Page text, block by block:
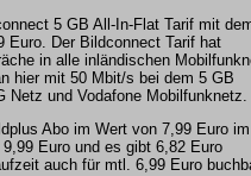
5 GB All-In-Flat Tarif mit
Euro. Der Bildconnect Tarif hat
in alle inländischen
hier mit 50 Mbit/s bei dem 5 GB
Netz und Vodafone Mobilfunknetz.
Abo im Wert von 7,99 Euro im
Euro und es gibt 6,82 Euro
auch für mtl. 6,99 Euro